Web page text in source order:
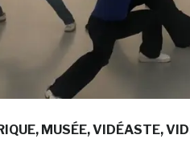
MUSÉE VIDÉASTE